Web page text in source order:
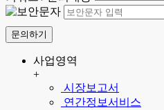
문의하기
사업영역
+
시장보고서
연간정보서비스